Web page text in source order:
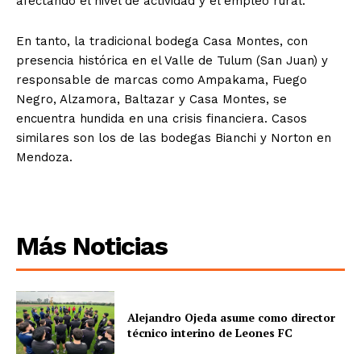
En tanto, la tradicional bodega Casa Montes, con
presencia histórica en el Valle de Tulum (San Juan) y
responsable de marcas como Ampakama, Fuego
Negro, Alzamora, Baltazar y Casa Montes, se
encuentra hundida en una crisis financiera. Casos
similares son los de las bodegas Bianchi y Norton en
Mendoza.
Más Noticias
Alejandro Ojeda asume como director
técnico interino de Leones FC